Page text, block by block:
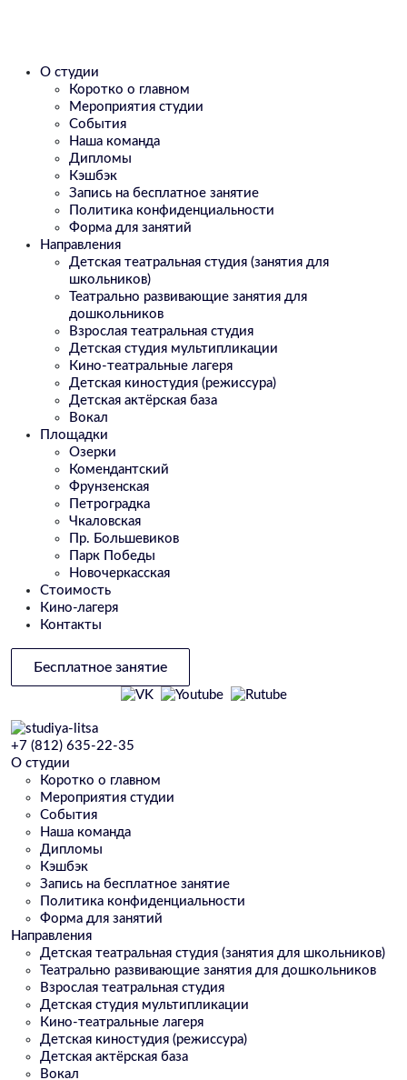
О студии
Коротко о главном
Мероприятия студии
События
Наша команда
Дипломы
Кэшбэк
Запись на бесплатное занятие
Политика конфиденциальности
Форма для занятий
Направления
Детская театральная студия (занятия для
школьников)
Театрально развивающие занятия для
дошкольников
Взрослая театральная студия
Детская студия мультипликации
Кино-театральные лагеря
Детская киностудия (режиссура)
Детская актёрская база
Вокал
Площадки
Озерки
Комендантский
Фрунзенская
Петроградка
Чкаловская
Пр. Большевиков
Парк Победы
Новочеркасская
Стоимость
Кино-лагеря
Контакты
Бесплатное занятие
+7 (812) 635-22-35
О студии
Коротко о главном
Мероприятия студии
События
Наша команда
Дипломы
Кэшбэк
Запись на бесплатное занятие
Политика конфиденциальности
Форма для занятий
Направления
Детская театральная студия (занятия для школьников)
Театрально развивающие занятия для дошкольников
Взрослая театральная студия
Детская студия мультипликации
Кино-театральные лагеря
Детская киностудия (режиссура)
Детская актёрская база
Вокал